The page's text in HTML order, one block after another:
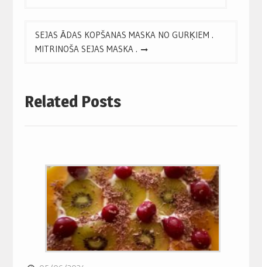
SEJAS ĀDAS KOPŠANAS MASKA NO GURĶIEM .
MITRINOŠA SEJAS MASKA .
Related Posts